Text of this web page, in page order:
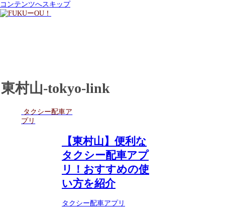
コンテンツへスキップ
東村山-tokyo-link
タクシー配車ア
プリ
【東村山】便利な
タクシー配車アプ
リ！おすすめの使
い方を紹介
タクシー配車アプリ